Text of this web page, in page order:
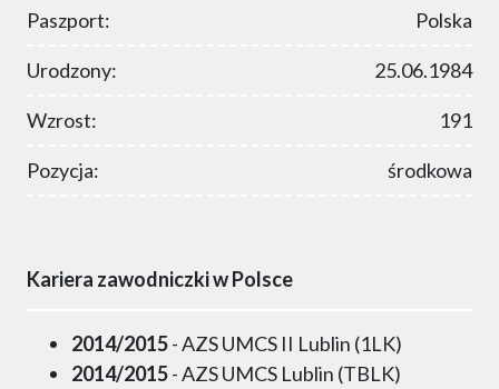
Paszport: Polska
Urodzony: 25.06.1984
Wzrost: 191
Pozycja: środkowa
Kariera zawodniczki w Polsce
2014/2015- AZS UMCS II Lublin (1LK)
2014/2015- AZS UMCS Lublin (TBLK)